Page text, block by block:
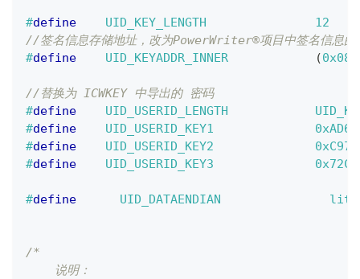
#define UID_KEY_LENGTH
12
//签名信息存储地址，改为PowerWriter®项目中签名信息
#define UID_KEYADDR_INNER (
//替换为 ICWKEY 中导出的 密码
#define UID_USERID_LENGTH
#define UID_USERID_KEY1
#define UID_USERID_KEY2
#define UID_USERID_KEY3
#define UID_DATAENDIAN
/*
    说明：